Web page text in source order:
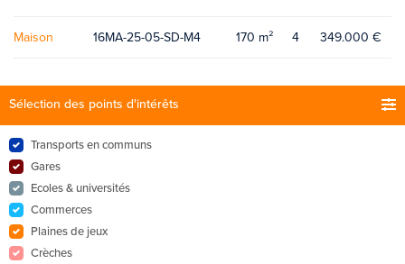
Maison 16MA-25-05-SD-M4 170 m² 4 349.000 €
Sélection des points d'intérêts
Transports en communs
Gares
Ecoles & universités
Commerces
Plaines de jeux
Crèches